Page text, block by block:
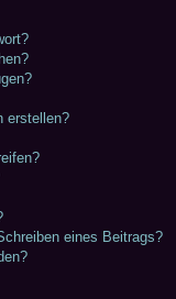
erstellen?
eines Beitrags?